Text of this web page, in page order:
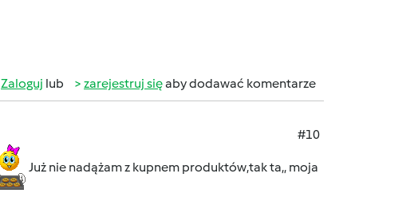
Zaloguj lub zarejestruj sięaby dodawać komentarze
#10
Już nie nadążam z kupnem produktów,tak ta,, moja